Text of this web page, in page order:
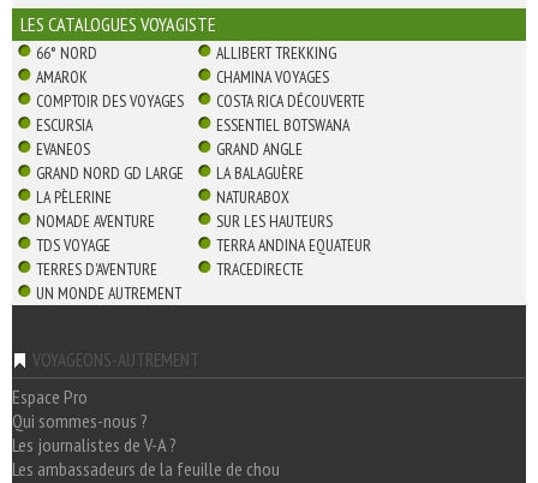
LES CATALOGUES VOYAGISTE
66° NORD
ALLIBERT TREKKING
AMAROK
CHAMINA VOYAGES
COMPTOIR DES VOYAGES
COSTA RICA DÉCOUVERTE
ESCURSIA
ESSENTIEL BOTSWANA
EVANEOS
GRAND ANGLE
GRAND NORD GD LARGE
LA BALAGUÈRE
LA PÈLERINE
NATURABOX
NOMADE AVENTURE
SUR LES HAUTEURS
TDS VOYAGE
TERRA ANDINA EQUATEUR
TERRES D'AVENTURE
TRACEDIRECTE
UN MONDE AUTREMENT
VOYAGEONS-AUTREMENT
Espace Pro
Qui sommes-nous ?
Les journalistes de V-A ?
Les ambassadeurs de la feuille de chou